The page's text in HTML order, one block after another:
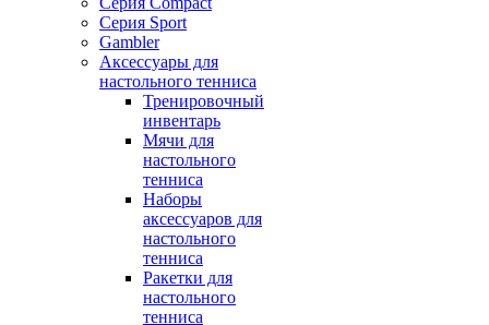
Серия Sport
Gambler
Аксессуары для
настольного тенниса
Тренировочный
инвентарь
Мячи для
настольного
тенниса
Наборы
аксессуаров для
настольного
тенниса
Ракетки для
настольного
тенниса